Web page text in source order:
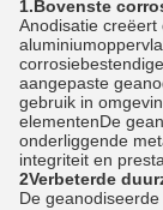
1.Bovenste
Anodisatie
aangepaste
gebruik in
elementenDe
onderliggende
integriteit en
2Verbeterde
De